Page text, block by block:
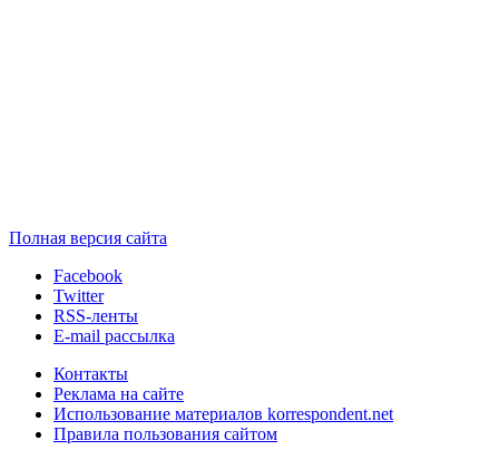
Полная версия сайта
Facebook
Twitter
RSS-ленты
E-mail рассылка
Контакты
Реклама на сайте
Использование материалов korrespondent.net
Правила пользования сайтом